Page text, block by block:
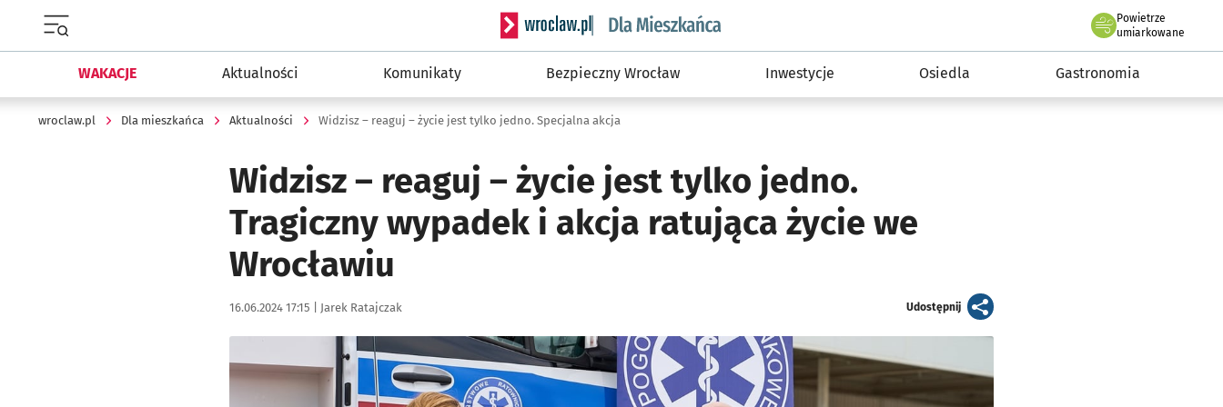
Serwis informacyjny wroclaw.pl podserwis: Dla mieszkańca
Powietrze
we Wrocławiu
umiarkowane
WAKACJE Aktualności Komunikaty Bezpieczny Wrocław Inwestycje Osiedla Gastronomia
wroclaw.pl Dla mieszkańca Aktualności Widzisz – reaguj – życie jest tylko jedno. Specjalna akcja
Widzisz – reaguj – życie jest tylko jedno.
Tragiczny wypadek i akcja ratująca życie we
Wrocławiu
Data publikacji:
16.06.2024 17:15 | Autor:
Jarek Ratajczak Udostępnijartykuł
Kliknij, aby zobaczyć galerię